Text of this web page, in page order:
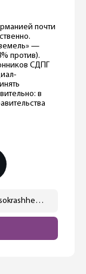
почти
—
против).
СДПГ
в
https://ostwest.tv/news/nemcy-protiv-sokrashheniya-chisla-zemel-v-germanii/